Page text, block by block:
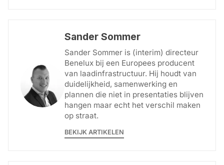
Sander Sommer
Sander Sommer is (interim) directeur
Benelux bij een Europees producent
van laadinfrastructuur. Hij houdt van
duidelijkheid, samenwerking en
plannen die niet in presentaties blijven
hangen maar echt het verschil maken
op straat.
BEKIJK ARTIKELEN